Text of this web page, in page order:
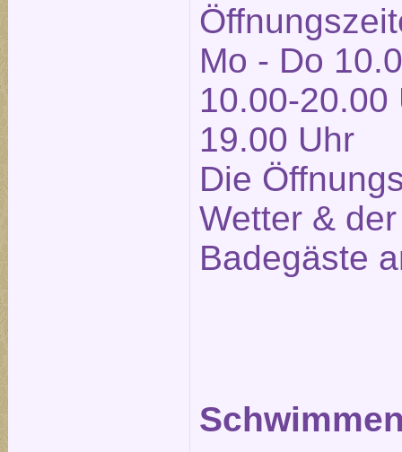
Mo - Do
10.00-20.00
19.00 Uhr
Die
Wetter &
Badegäste